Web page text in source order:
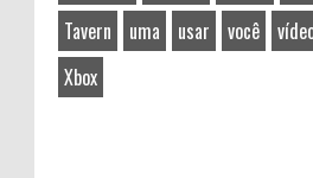
Tavern
uma usar você
Xbox